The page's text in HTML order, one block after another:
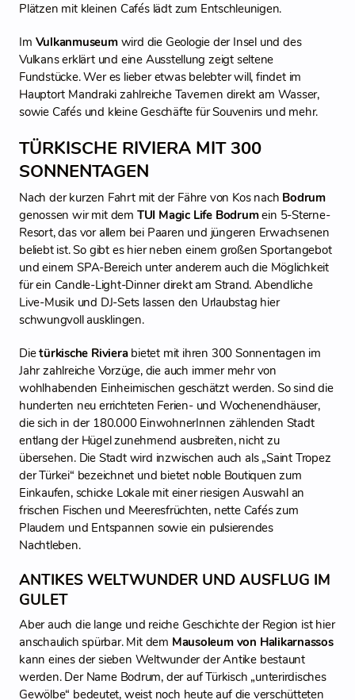
Plätzen mit kleinen Cafés lädt zum Entschleunigen.
Im Vulkanmuseumwird die Geologie der Insel und des
Vulkans erklärt und eine Ausstellung zeigt seltene
Fundstücke. Wer es lieber etwas belebter will, findet im
Hauptort Mandraki zahlreiche Tavernen direkt am Wasser,
sowie Cafés und kleine Geschäfte für Souvenirs und mehr.
TÜRKISCHE RIVIERA MIT 300
SONNENTAGEN
Nach der kurzen Fahrt mit der Fähre von Kos nach Bodrum
genossen wir mit dem TUI Magic Life Bodrumein 5-Sterne-
Resort, das vor allem bei Paaren und jüngeren Erwachsenen
beliebt ist. So gibt es hier neben einem großen Sportangebot
und einem SPA-Bereich unter anderem auch die Möglichkeit
für ein Candle-Light-Dinner direkt am Strand. Abendliche
Live-Musik und DJ-Sets lassen den Urlaubstag hier
schwungvoll ausklingen.
Dietürkische Rivierabietet mit ihren 300 Sonnentagen im
Jahr zahlreiche Vorzüge, die auch immer mehr von
wohlhabenden Einheimischen geschätzt werden. So sind die
hunderten neu errichteten Ferien- und Wochenendhäuser,
die sich in der 180.000 EinwohnerInnen zählenden Stadt
entlang der Hügel zunehmend ausbreiten, nicht zu
übersehen. Die Stadt wird inzwischen auch als „Saint Tropez
der Türkei“ bezeichnet und bietet noble Boutiquen zum
Einkaufen, schicke Lokale mit einer riesigen Auswahl an
frischen Fischen und Meeresfrüchten, nette Cafés zum
Plaudern und Entspannen sowie ein pulsierendes
Nachtleben.
ANTIKES WELTWUNDER UND AUSFLUG IM
GULET
Aber auch die lange und reiche Geschichte der Region ist hier
anschaulich spürbar. Mit dem Mausoleum von Halikarnassos
kann eines der sieben Weltwunder der Antike bestaunt
werden. Der Name Bodrum, der auf Türkisch „unterirdisches
Gewölbe“ bedeutet, weist noch heute auf die verschütteten